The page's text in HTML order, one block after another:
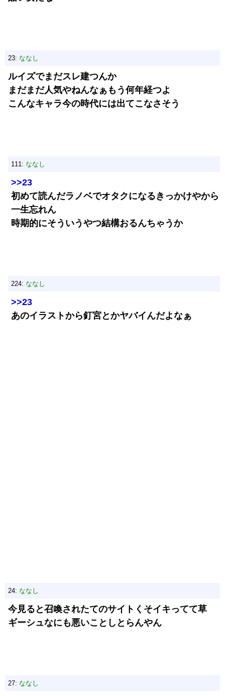
23: ななし
ルイズでまだスレ建つんか
まだまだ人気やねんなぁもう何年経つよ
こんなキャラ今の時代には出てこなさそう
111: ななし
>>23
初めて読んだラノベでオタクになるきっかけやから
一生忘れん
時期的にそういうやつ結構おるんちゃうか
224: ななし
>>23
あのイラストから釘宮とかヤバイんだよなぁ
24: ななし
今見ると召喚されたてのサイトくそイキってて草
ギーシュなにも悪いことしとらんやん
27: ななし